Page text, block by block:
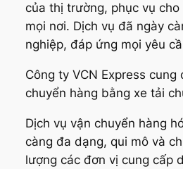
của thị trường, phục vụ
mọi nơi. Dịch vụ đã ngày
nghiệp, đáp ứng mọi yêu
Công ty VCN Express cung
chuyển hàng bằng xe tải
Dịch vụ vận chuyển hàng
càng đa dạng, qui mô và
lượng các đơn vị cung cấp